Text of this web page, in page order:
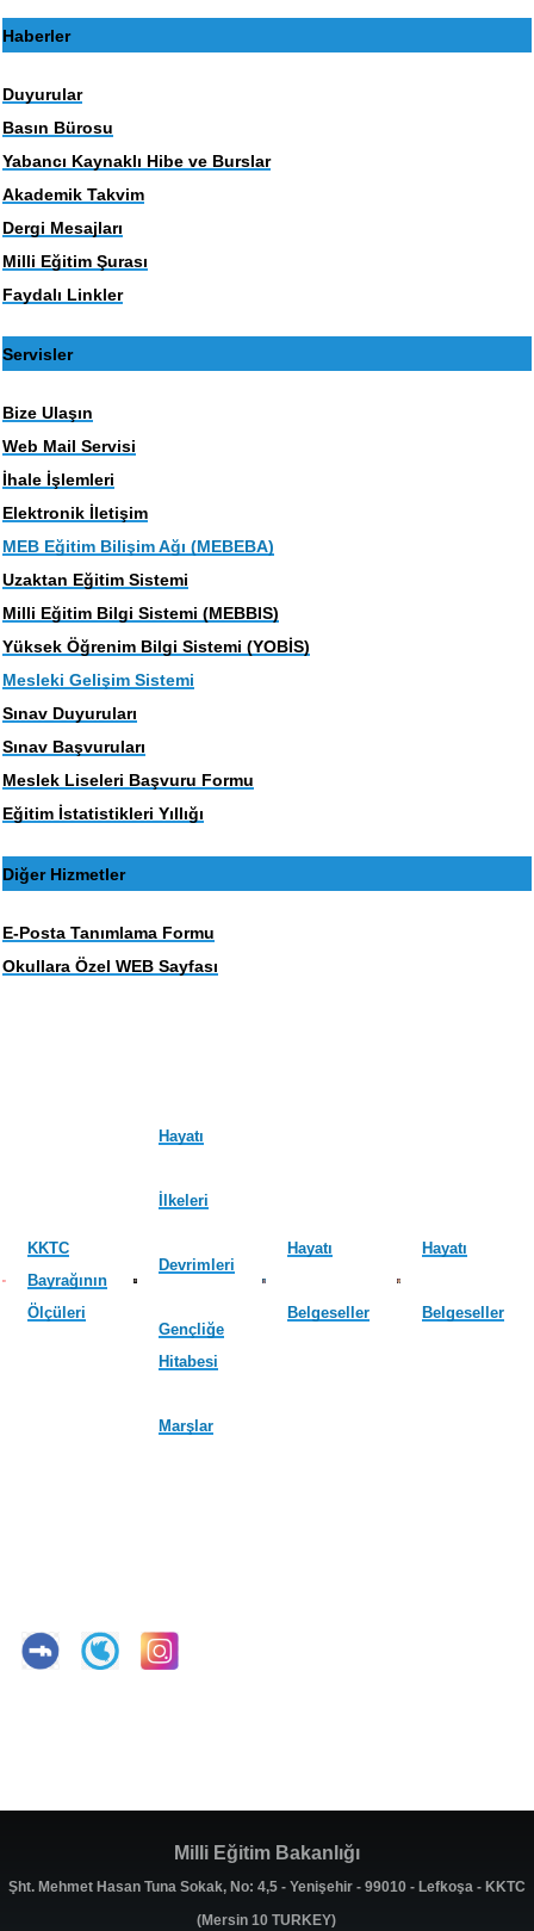
Haberler
Duyurular
Basın Bürosu
Yabancı Kaynaklı Hibe ve Burslar
Akademik Takvim
Dergi Mesajları
Milli Eğitim Şurası
Faydalı Linkler
Servisler
Bize Ulaşın
Web Mail Servisi
İhale İşlemleri
Elektronik İletişim
MEB Eğitim Bilişim Ağı (MEBEBA)
Uzaktan Eğitim Sistemi
Milli Eğitim Bilgi Sistemi (MEBBIS)
Yüksek Öğrenim Bilgi Sistemi (YOBİS)
Mesleki Gelişim Sistemi
Sınav Duyuruları
Sınav Başvuruları
Meslek Liseleri Başvuru Formu
Eğitim İstatistikleri Yıllığı
Diğer Hizmetler
E-Posta Tanımlama Formu
Okullara Özel WEB Sayfası
KKTC
Bayrağının
Ölçüleri
Hayatı
İlkeleri
Devrimleri
Gençliğe
Hitabesi
Marşlar
Hayatı
Belgeseller
Hayatı
Belgeseller
Milli Eğitim Bakanlığı
Şht. Mehmet Hasan Tuna Sokak, No: 4,5 - Yenişehir - 99010 - Lefkoşa - KKTC
(Mersin 10 TURKEY)